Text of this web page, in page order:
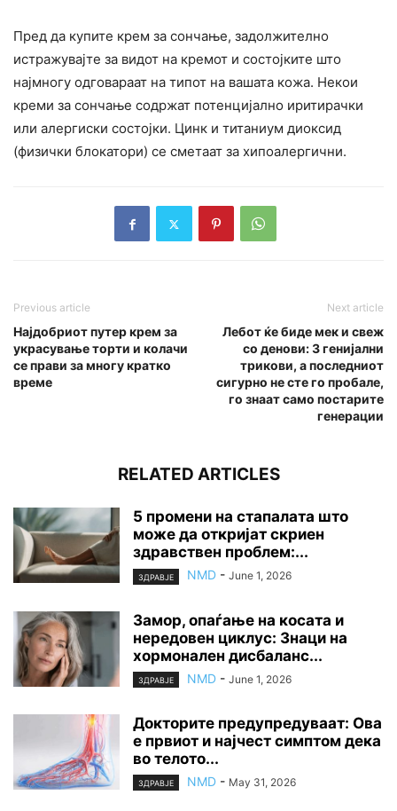
Пред да купите крем за сончање, задолжително
истражувајте за видот на кремот и состојките што
најмногу одговараат на типот на вашата кожа. Некои
креми за сончање содржат потенцијално иритирачки
или алергиски состојки. Цинк и титаниум диоксид
(физички блокатори) се сметаат за хипоалергични.
Previous article
Најдобриот путер крем за
украсување торти и колачи
се прави за многу кратко
време
Next article
Лебот ќе биде мек и свеж
со денови: 3 генијални
трикови, а последниот
сигурно не сте го пробале,
го знаат само постарите
генерации
RELATED ARTICLES
5 промени на стапалата што
може да откријат скриен
здравствен проблем:...
ЗДРАВЈЕ NMD - June 1, 2026
Замор, опаѓање на косата и
нередовен циклус: Знаци на
хормонален дисбаланс...
ЗДРАВЈЕ NMD - June 1, 2026
Докторите предупредуваат: Ова
е првиот и најчест симптом дека
во телото...
ЗДРАВЈЕ NMD - May 31, 2026